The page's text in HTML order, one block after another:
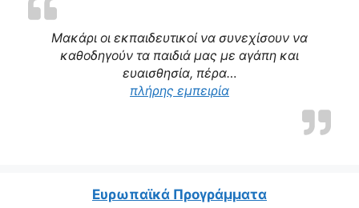
Μακάρι οι εκπαιδευτικοί να συνεχίσουν να
καθοδηγούν τα παιδιά μας με αγάπη και
ευαισθησία, πέρα…
πλήρης εμπειρία
Ευρωπαϊκά Προγράμματα